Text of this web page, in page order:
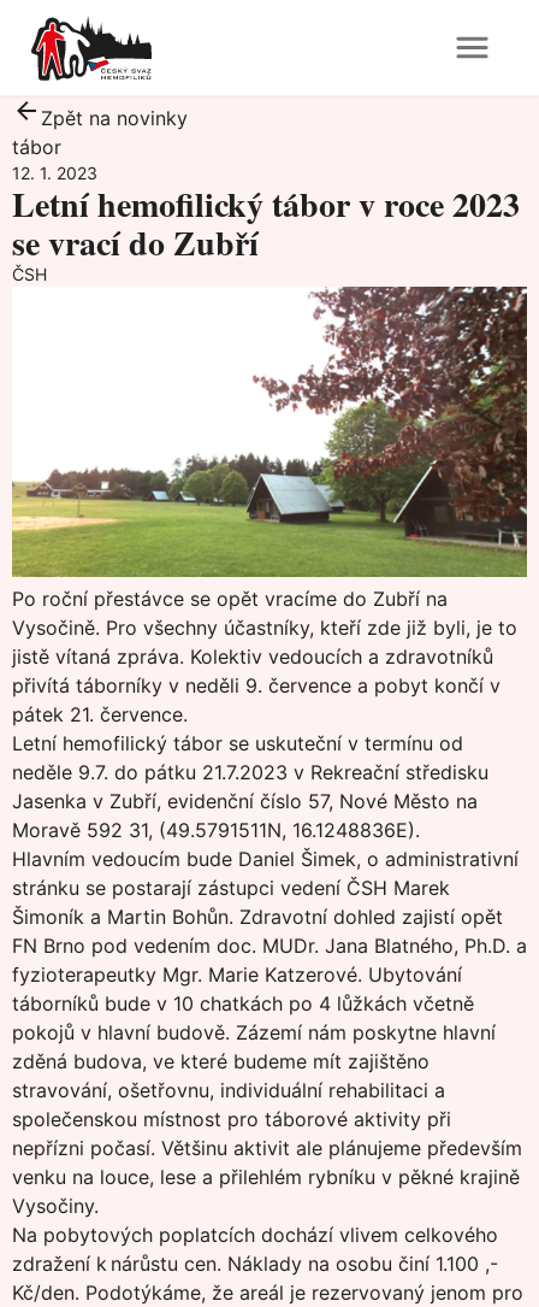
Zpět na novinky
tábor
12. 1. 2023
Letní hemofilický tábor v roce 2023
se vrací do Zubří
ČSH
Po roční přestávce se opět vracíme do Zubří na
Vysočině. Pro všechny účastníky, kteří zde již byli, je to
jistě vítaná zpráva. Kolektiv vedoucích a zdravotníků
přivítá táborníky v neděli 9. července a pobyt končí v
pátek 21. července.
Letní hemofilický tábor se uskuteční v termínu od
neděle 9.7. do pátku 21.7.2023 v Rekreační středisku
Jasenka v Zubří, evidenční číslo 57, Nové Město na
Moravě 592 31, (49.5791511N, 16.1248836E).
Hlavním vedoucím bude Daniel Šimek, o administrativní
stránku se postarají zástupci vedení ČSH Marek
Šimoník a Martin Bohůn. Zdravotní dohled zajistí opět
FN Brno pod vedením doc. MUDr. Jana Blatného, Ph.D. a
fyzioterapeutky Mgr. Marie Katzerové. Ubytování
táborníků bude v 10 chatkách po 4 lůžkách včetně
pokojů v hlavní budově. Zázemí nám poskytne hlavní
zděná budova, ve které budeme mít zajištěno
stravování, ošetřovnu, individuální rehabilitaci a
společenskou místnost pro táborové aktivity při
nepřízni počasí. Většinu aktivit ale plánujeme především
venku na louce, lese a přilehlém rybníku v pěkné krajině
Vysočiny.
Na pobytových poplatcích dochází vlivem celkového
zdražení k nárůstu cen. Náklady na osobu činí 1.100 ,-
Kč/den. Podotýkáme, že areál je rezervovaný jenom pro